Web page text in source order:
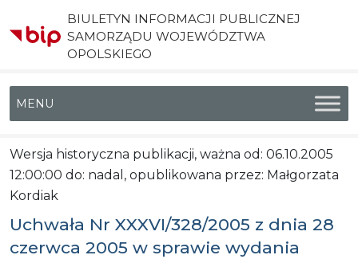
BIULETYN INFORMACJI PUBLICZNEJ
SAMORZĄDU WOJEWÓDZTWA
OPOLSKIEGO
Menu główne
Wersja historyczna publikacji, ważna od: 06.10.2005
12:00:00 do: nadal, opublikowana przez: Małgorzata
Kordiak
Uchwała Nr XXXVI/328/2005 z dnia 28
czerwca 2005 w sprawie wydania